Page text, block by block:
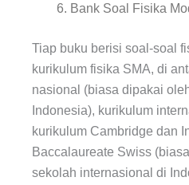
Bank Soal Fisika
Tiap buku berisi soal-soal
kurikulum fisika SMA, di
nasional (biasa dipakai
Indonesia), kurikulum
kurikulum Cambridge dan
Baccalaureate Swiss
sekolah internasional di